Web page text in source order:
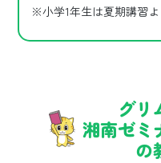
※小学1年生は夏期講習よ
グリ
湘南ゼミ
の